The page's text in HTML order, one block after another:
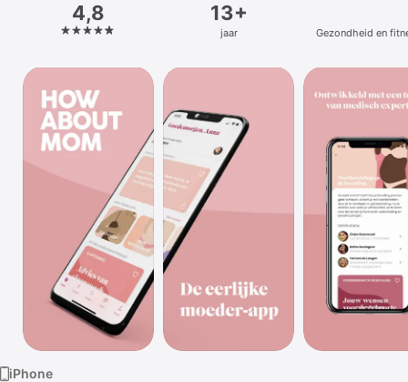
Platform
iPhone
iPad
Mac
Watch
TV
4,8 13+
jaar Gezondheid en
iPhone